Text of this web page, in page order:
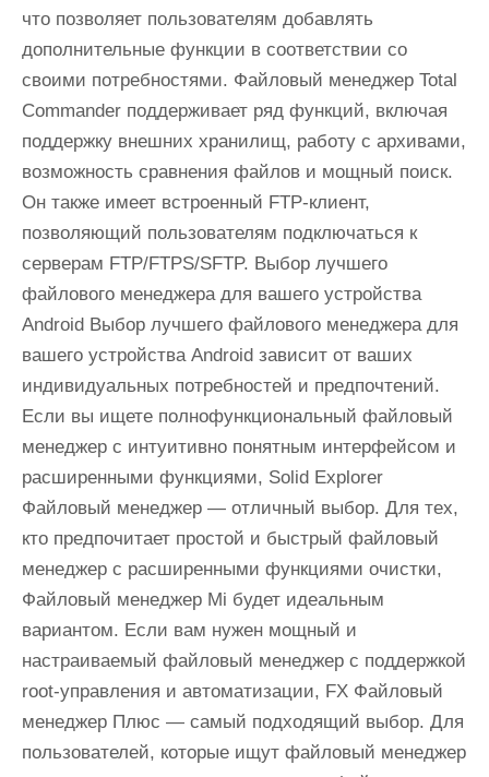
что позволяет пользователям добавлять
дополнительные функции в соответствии со
своими потребностями. Файловый менеджер Total
Commander поддерживает ряд функций, включая
поддержку внешних хранилищ, работу с архивами,
возможность сравнения файлов и мощный поиск.
Он также имеет встроенный FTP-клиент,
позволяющий пользователям подключаться к
серверам FTP/FTPS/SFTP. Выбор лучшего
файлового менеджера для вашего устройства
Android Выбор лучшего файлового менеджера для
вашего устройства Android зависит от ваших
индивидуальных потребностей и предпочтений.
Если вы ищете полнофункциональный файловый
менеджер с интуитивно понятным интерфейсом и
расширенными функциями, Solid Explorer
Файловый менеджер — отличный выбор. Для тех,
кто предпочитает простой и быстрый файловый
менеджер с расширенными функциями очистки,
Файловый менеджер Mi будет идеальным
вариантом. Если вам нужен мощный и
настраиваемый файловый менеджер с поддержкой
root-управления и автоматизации, FX Файловый
менеджер Плюс — самый подходящий выбор. Для
пользователей, которые ищут файловый менеджер